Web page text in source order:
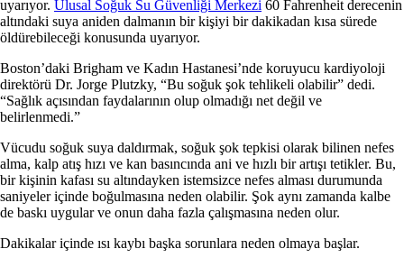
uyarıyor. Ulusal Soğuk Su Güvenliği Merkezi 60 Fahrenheit derecenin
altındaki suya aniden dalmanın bir kişiyi bir dakikadan kısa sürede
öldürebileceği konusunda uyarıyor.
Boston’daki Brigham ve Kadın Hastanesi’nde koruyucu kardiyoloji
direktörü Dr. Jorge Plutzky, “Bu soğuk şok tehlikeli olabilir” dedi.
“Sağlık açısından faydalarının olup olmadığı net değil ve
belirlenmedi.”
Vücudu soğuk suya daldırmak, soğuk şok tepkisi olarak bilinen nefes
alma, kalp atış hızı ve kan basıncında ani ve hızlı bir artışı tetikler. Bu,
bir kişinin kafası su altındayken istemsizce nefes alması durumunda
saniyeler içinde boğulmasına neden olabilir. Şok aynı zamanda kalbe
de baskı uygular ve onun daha fazla çalışmasına neden olur.
Dakikalar içinde ısı kaybı başka sorunlara neden olmaya başlar.